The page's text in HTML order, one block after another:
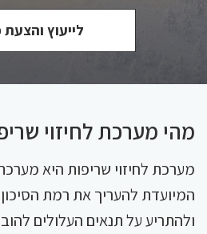
לייעוץ והצעת
מהי מערכת לחיזוי
מערכת לחיזוי שריפות היא
המיועדת להעריך את רמת
ולהתריע על תנאים העלולים